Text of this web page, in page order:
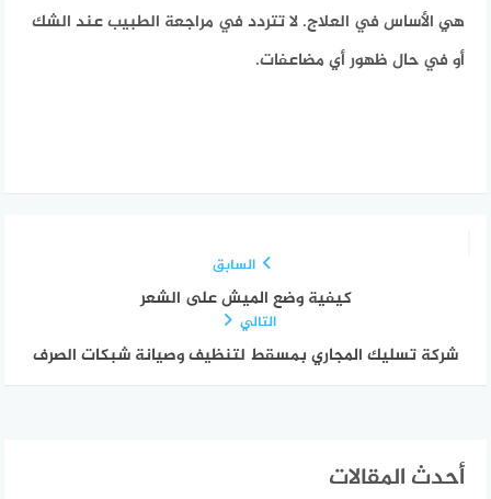
هي الأساس في العلاج. لا تتردد في مراجعة الطبيب عند الشك
أو في حال ظهور أي مضاعفات.
السابق
كيفية وضع الميش على الشعر
التالي
شركة تسليك المجاري بمسقط لتنظيف وصيانة شبكات الصرف
أحدث المقالات